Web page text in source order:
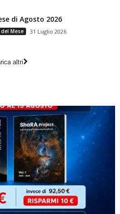
di Agosto 2026
Mese 31 Luglio 2026
altri